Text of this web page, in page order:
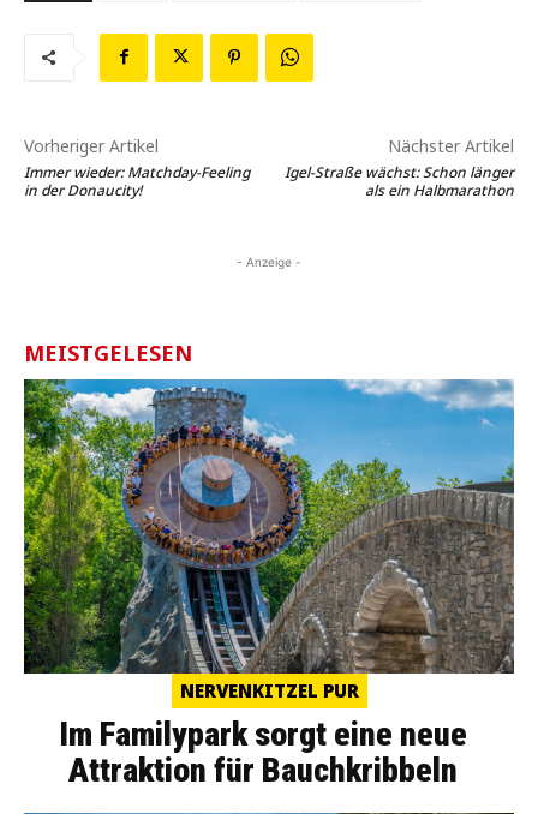
Vorheriger Artikel
Immer wieder: Matchday-Feeling
in der Donaucity!
Nächster Artikel
Igel-Straße wächst: Schon länger
als ein Halbmarathon
- Anzeige -
MEISTGELESEN
NERVENKITZEL PUR
Im Familypark sorgt eine neue
Attraktion für Bauchkribbeln